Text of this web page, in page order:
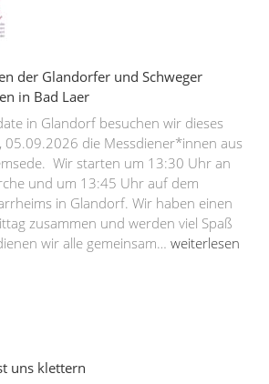
der Glandorfer und Schweger
in Bad Laer
in Glandorf besuchen wir dieses
05.09.2026 die Messdiener*innen aus
Wir starten um 13:30 Uhr an
und um 13:45 Uhr auf dem
in Glandorf. Wir haben einen
zusammen und werden viel Spaß
wir alle gemeinsam…weiterlesen
uns klettern